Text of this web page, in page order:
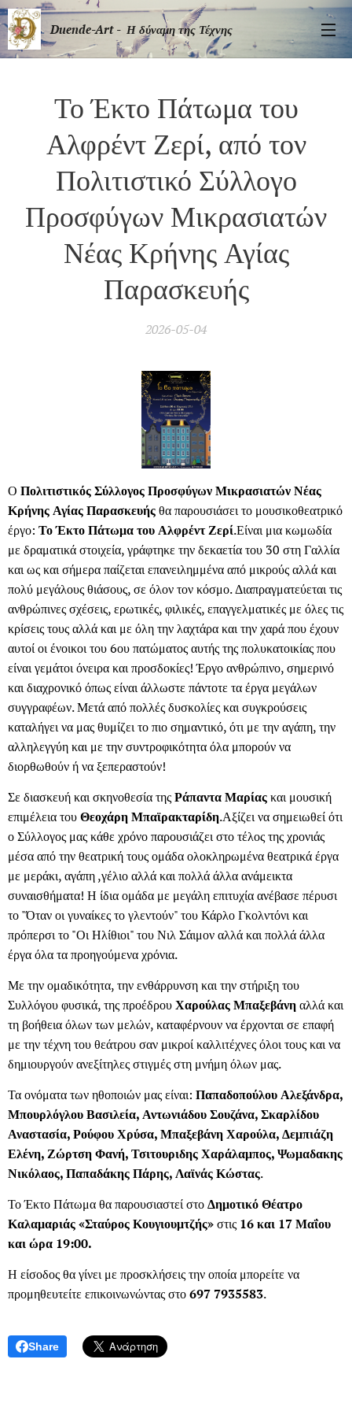
Duende-Art - Η δύναμη της Τέχνης
Το Έκτο Πάτωμα του
Αλφρέντ Ζερί, από τον
Πολιτιστικό Σύλλογο
Προσφύγων Μικρασιατών
Νέας Κρήνης Αγίας
Παρασκευής
2026-05-04
Ο Πολιτιστικός Σύλλογος Προσφύγων Μικρασιατών Νέας
Κρήνης Αγίας Παρασκευήςθα παρουσιάσει το μουσικοθεατρικό
έργο: Το Έκτο Πάτωμα του Αλφρέντ Ζερί.Είναι μια κωμωδία
με δραματικά στοιχεία, γράφτηκε την δεκαετία του 30 στη Γαλλία
και ως και σήμερα παίζεται επανειλημμένα από μικρούς αλλά και
πολύ μεγάλους θιάσους, σε όλον τον κόσμο. Διαπραγματεύεται τις
ανθρώπινες σχέσεις, ερωτικές, φιλικές, επαγγελματικές με όλες τις
κρίσεις τους αλλά και με όλη την λαχτάρα και την χαρά που έχουν
αυτοί οι ένοικοι του 6ου πατώματος αυτής της πολυκατοικίας που
είναι γεμάτοι όνειρα και προσδοκίες! Έργο ανθρώπινο, σημερινό
και διαχρονικό όπως είναι άλλωστε πάντοτε τα έργα μεγάλων
συγγραφέων. Μετά από πολλές δυσκολίες και συγκρούσεις
καταλήγει να μας θυμίζει το πιο σημαντικό, ότι με την αγάπη, την
αλληλεγγύη και με την συντροφικότητα όλα μπορούν να
διορθωθούν ή να ξεπεραστούν!
Σε διασκευή και σκηνοθεσία τηςΡάπαντα Μαρίαςκαι μουσική
επιμέλεια τουΘεοχάρη Μπαϊρακταρίδη.Αξίζει να σημειωθεί ότι
ο Σύλλογος μας κάθε χρόνο παρουσιάζει στο τέλος της χρονιάς
μέσα από την θεατρική τους ομάδα ολοκληρωμένα θεατρικά έργα
με μεράκι, αγάπη ,γέλιο αλλά και πολλά άλλα ανάμεικτα
συναισθήματα! Η ίδια ομάδα με μεγάλη επιτυχία ανέβασε πέρυσι
το "Όταν οι γυναίκες το γλεντούν" του Κάρλο Γκολντόνι και
πρόπερσι το "Οι Ηλίθιοι" του Νιλ Σάιμον αλλά και πολλά άλλα
έργα όλα τα προηγούμενα χρόνια.
Με την ομαδικότητα, την ενθάρρυνση και την στήριξη του
Συλλόγου φυσικά, της προέδρουΧαρούλας Μπαξεβάνηαλλά και
τη βοήθεια όλων των μελών, καταφέρνουν να έρχονται σε επαφή
με την τέχνη του θεάτρου σαν μικροί καλλιτέχνες όλοι τους και να
δημιουργούν ανεξίτηλες στιγμές στη μνήμη όλων μας.
Τα ονόματα των ηθοποιών μας είναι: Παπαδοπούλου Αλεξάνδρα,
Μπουρλόγλου Βασιλεία, Αντωνιάδου Σουζάνα, Σκαρλίδου
Αναστασία, Ρούφου Χρύσα, Μπαξεβάνη Χαρούλα, Δεμπιάζη
Ελένη, Ζώρτση Φανή, Τσιτουριδης Χαράλαμπος, Ψωμαδακης
Νικόλαος, Παπαδάκης Πάρης, Λαϊνάς Κώστας.
Το Έκτο Πάτωμα θα παρουσιαστεί στοΔημοτικό Θέατρο
Καλαμαριάς «Σταύρος Κουγιουμτζής»στις 16 και 17 Μαΐου
και ώρα 19:00.
Η είσοδος θα γίνει με προσκλήσεις την οποία μπορείτε να
προμηθευτείτε επικοινωνώντας στο697 7935583.
Share